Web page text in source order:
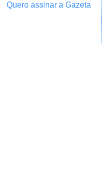
Quero assinar a Gazeta